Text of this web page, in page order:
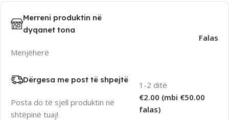
Merreni produktin në
dyqanet tona
Menjëherë
Falas
Dërgesa me post të shpejtë
Posta do të sjell produktin në
shtëpinë tuaj!
1-2 ditë
€2.00 (mbi €50.00
falas)